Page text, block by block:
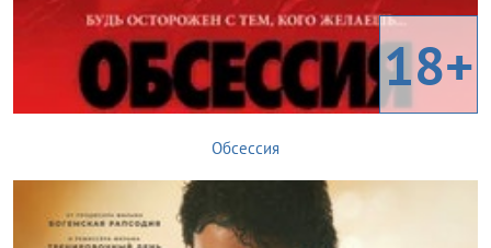
18+
Обсессия